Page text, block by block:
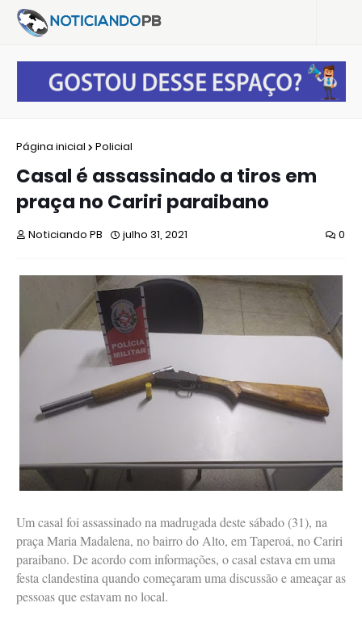
Página inicial Policial
Casal é assassinado a tiros em
praça no Cariri paraibano
Noticiando PB julho 31, 2021 0
Um casal foi assassinado na madrugada deste sábado (31), na
praça Maria Madalena, no bairro do Alto, em Taperoá, no Cariri
paraibano. De acordo com informações, o casal estava em uma
festa clandestina quando começaram uma discussão e ameaçar as
pessoas que estavam no local.